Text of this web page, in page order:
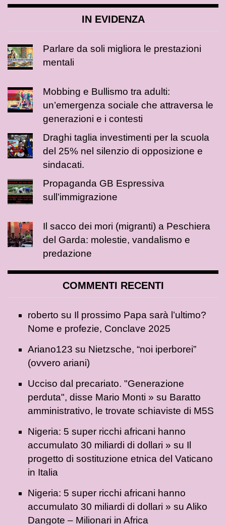
IN EVIDENZA
Parlare da soli migliora le prestazioni
mentali
Mobbing e Bullismo tra adulti:
un’emergenza sociale che attraversa le
generazioni e i contesti
Draghi taglia investimenti per la scuola
del 25% nel silenzio di opposizione e
sindacati.
Propaganda GB Espressiva
sull’immigrazione
Il sacco dei mori (migranti) a Peschiera
del Garda: molestie, vandalismo e
predazione
COMMENTI RECENTI
roberto su Il prossimo Papa sarà l’ultimo?
Nome e profezie, Conclave 2025
Ariano123 su Nietzsche, “noi iperborei”
(ovvero ariani)
Ucciso dal precariato. "Generazione
perduta", disse Mario Monti » su Baratto
amministrativo, le trovate schiaviste di M5S
Nigeria: 5 super ricchi africani hanno
accumulato 30 miliardi di dollari » su Il
progetto di sostituzione etnica del Vaticano
in Italia
Nigeria: 5 super ricchi africani hanno
accumulato 30 miliardi di dollari » su Aliko
Dangote – Milionari in Africa